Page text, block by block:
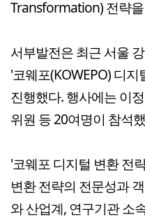
Transformation) 전략
서부발전은 최근 서울
'코웨포(KOWEPO) 디
진행했다. 행사에는 이
위원 등 20여명이 참석
'코웨포 디지털 변환 전
변환 전략의 전문성과
와 산업계, 연구기관 소